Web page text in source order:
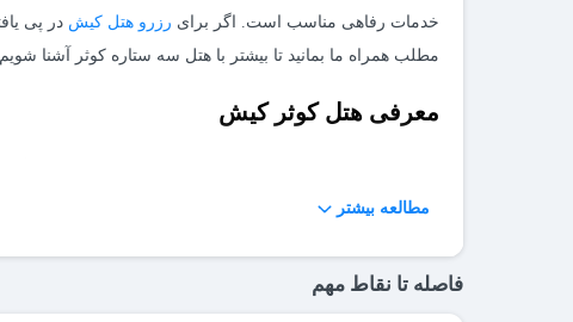
خدمات رفاهی مناسب است. اگر برای رزرو هتل کیش
مطلب همراه ما بمانید تا بیشتر با هتل سه ستاره کوثر آشنا
معرفی هتل کوثر کیش
سرویس‌های حمل‌ونقل هتل به مراکز خریدی همچون؛ بازار
مطالعه بیشتر
فاصله تا نقاط مهم